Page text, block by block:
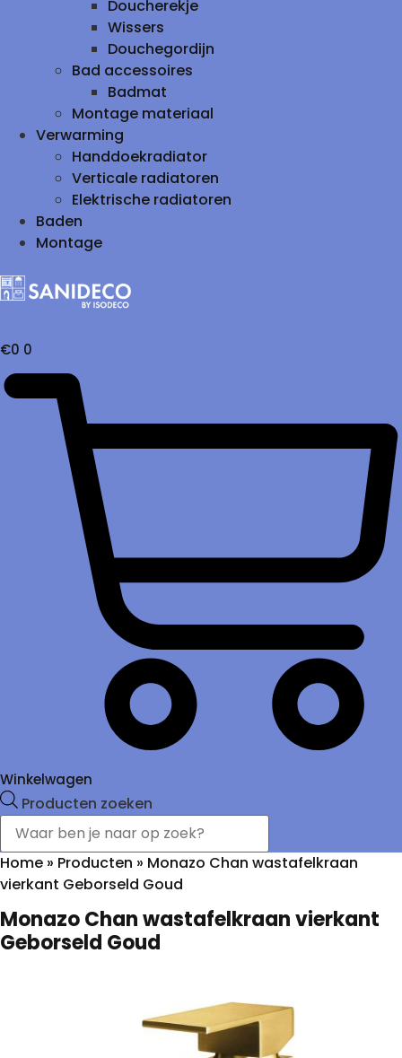
Doucherekje
Wissers
Douchegordijn
Bad accessoires
Badmat
Montage materiaal
Verwarming
Handdoekradiator
Verticale radiatoren
Elektrische radiatoren
Baden
Montage
€0 0
Winkelwagen
Producten zoeken
Home » Producten » Monazo Chan wastafelkraan
vierkant Geborseld Goud
Monazo Chan wastafelkraan vierkant
Geborseld Goud